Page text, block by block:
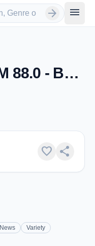
arrow_forward menu
Jiida FM - FM 88.0 - Bakel
favorite share
News Variety